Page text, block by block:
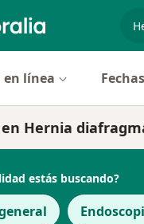
en línea
Hernia
estás buscando?